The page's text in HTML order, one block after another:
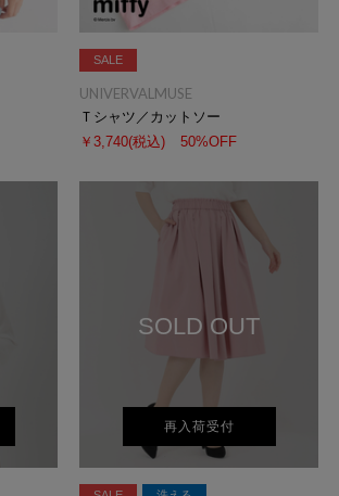
SALE
UNIVERVALMUSE
Ｔシャツ／カットソー
￥3,740(税込) 50%OFF
SOLD OUT
再入荷受付